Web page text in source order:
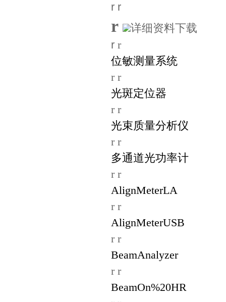
r r
r
详细资料下载
r r
位敏测量系统
r r
光斑定位器
r r
光束质量分析仪
r r
多通道光功率计
r r
AlignMeterLA
r r
AlignMeterUSB
r r
BeamAnalyzer
r r
BeamOn%20HR